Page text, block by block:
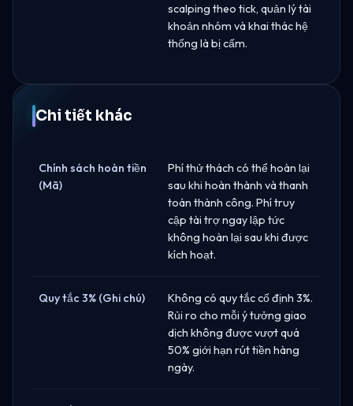
scalping theo tick, quản lý tài
khoản nhóm và khai thác hệ
thống là bị cấm.
Chi tiết khác
Chính sách hoàn tiền
(Mã)
Phí thử thách có thể hoàn lại
sau khi hoàn thành và thanh
toán thành công. Phí truy
cập tài trợ ngay lập tức
không hoàn lại sau khi được
kích hoạt.
Quy tắc 3% (Ghi chú)
Không có quy tắc cố định 3%.
Rủi ro cho mỗi ý tưởng giao
dịch không được vượt quá
50% giới hạn rút tiền hàng
ngày.